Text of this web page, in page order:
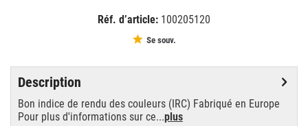
Réf. d’article: 100205120
Se souv.
Description
Bon indice de rendu des couleurs (IRC) Fabriqué en Europe
Pour plus d'informations sur ce...plus